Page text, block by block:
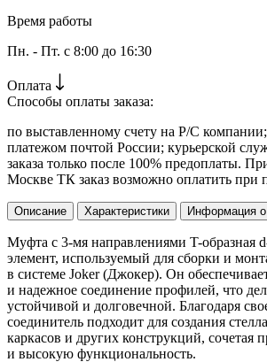
Время работы
Пн. - Пт. с 8:00 до 16:30
Оплата
Способы оплаты заказа:
по выставленному счету на Р/С
платежом почтой России; курьерской
заказа только после 100% предоплаты.
Москве ТК заказ возможно оплатить при
Описание Характеристики Информация о
Муфта с 3-мя направлениями T-образная
элемент, используемый для сборки и
в системе Joker (Джокер). Он
и надежное соединение профилей, что
устойчивой и долговечной. Благодаря
соединитель подходит для создания
каркасов и других конструкций, сочетая
и высокую функциональность.